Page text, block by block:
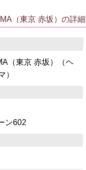
（東京 赤坂）の詳細
（東京 赤坂）（ヘ
）
ン602